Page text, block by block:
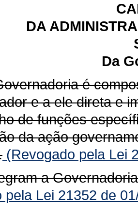
DA
Da
é
e a ele direta e
de funções
da ação
(Revogado pela Lei
a
pela Lei 21352 de